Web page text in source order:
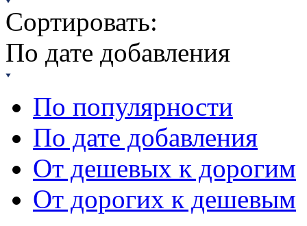
Сортировать:
По дате добавления
По популярности
По дате добавления
От дешевых к дорогим
От дорогих к дешевым